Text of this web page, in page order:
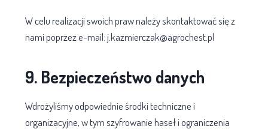
W celu realizacji swoich praw należy skontaktować się z
nami poprzez e-mail: j.kazmierczak@agrochest.pl
9. Bezpieczeństwo danych
Wdrożyliśmy odpowiednie środki techniczne i
organizacyjne, w tym szyfrowanie haseł i ograniczenia